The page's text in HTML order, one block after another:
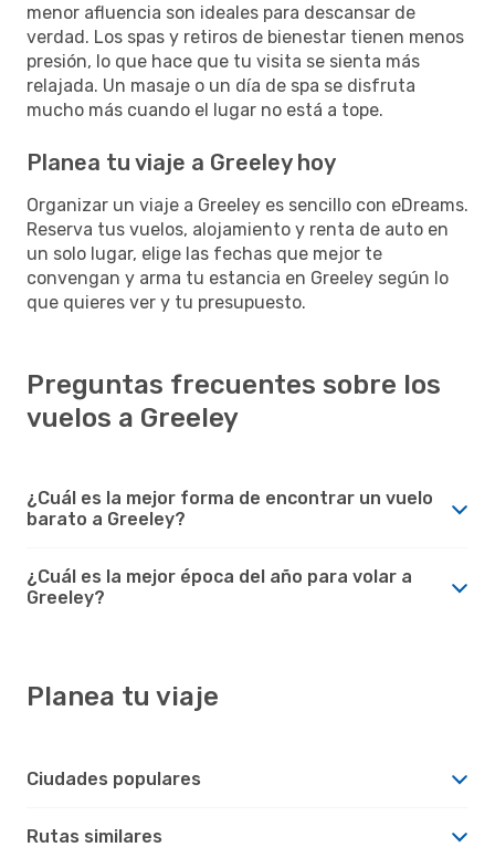
menor afluencia son ideales para descansar de
verdad. Los spas y retiros de bienestar tienen menos
presión, lo que hace que tu visita se sienta más
relajada. Un masaje o un día de spa se disfruta
mucho más cuando el lugar no está a tope.
Planea tu viaje a Greeley hoy
Organizar un viaje a Greeley es sencillo con eDreams.
Reserva tus vuelos, alojamiento y renta de auto en
un solo lugar, elige las fechas que mejor te
convengan y arma tu estancia en Greeley según lo
que quieres ver y tu presupuesto.
Preguntas frecuentes sobre los
vuelos a Greeley
¿Cuál es la mejor forma de encontrar un vuelo
barato a Greeley?
¿Cuál es la mejor época del año para volar a
Greeley?
Planea tu viaje
Ciudades populares
Rutas similares